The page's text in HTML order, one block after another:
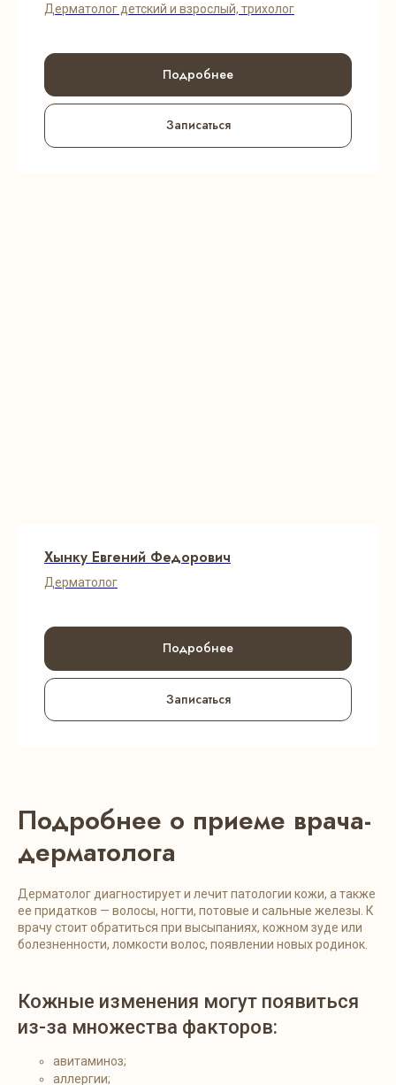
Дерматолог детский и взрослый, трихолог
Подробнее
Записаться
Хынку Евгений Федорович
Дерматолог
Подробнее
Записаться
Подробнее о приеме врача-
дерматолога
Дерматолог диагностирует и лечит патологии кожи, а также
ее придатков — волосы, ногти, потовые и сальные железы. К
врачу стоит обратиться при высыпаниях, кожном зуде или
болезненности, ломкости волос, появлении новых родинок.
Кожные изменения могут появиться
из-за множества факторов:
авитаминоз;
аллергии;